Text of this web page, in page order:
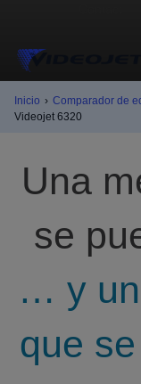
Inicio › Comparador de
Videojet 6320
Una
se
… y
que